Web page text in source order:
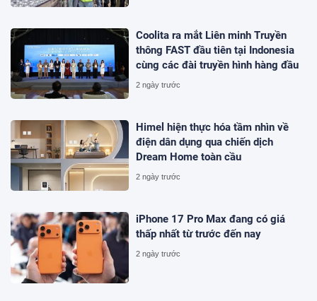
Coolita ra mắt Liên minh Truyền
thông FAST đầu tiên tại Indonesia
cùng các đài truyền hình hàng đầu
2 ngày trước
Himel hiện thực hóa tầm nhìn về
điện dân dụng qua chiến dịch
Dream Home toàn cầu
2 ngày trước
iPhone 17 Pro Max đang có giá
thấp nhất từ trước đến nay
2 ngày trước